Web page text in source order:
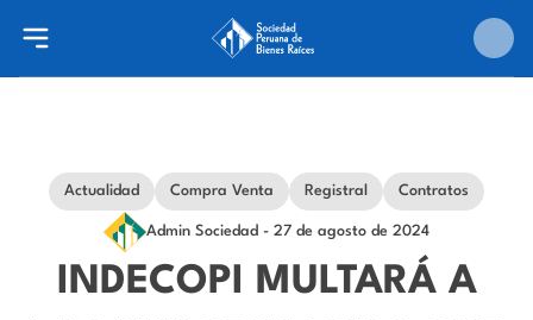
Actualidad Compra Venta Registral Contratos
Admin Sociedad - 27 de agosto de 2024
INDECOPI MULTARÁ A